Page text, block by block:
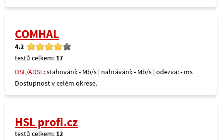
COMHAL
4.2
testů celkem: 17
DSL/ADSL: stahování: - Mb/s | nahrávání: - Mb/s | odezva: - ms
Dostupnost v celém okrese.
HSL profi.cz
testů celkem: 12